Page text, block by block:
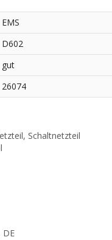
EMS
D602
gut
26074
Schaltnetzteil
DE